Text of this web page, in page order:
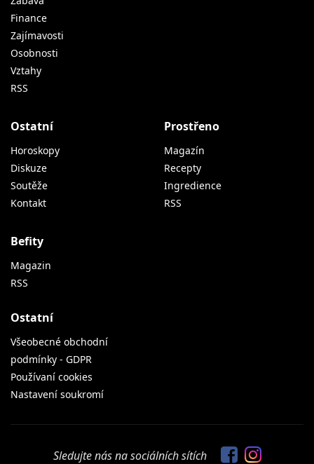
Finance
Zajímavosti
Osobnosti
Vztahy
RSS
Ostatní
Horoskopy
Diskuze
Soutěže
Kontakt
Prostřeno
Magazín
Recepty
Ingredience
RSS
Befity
Magazin
RSS
Ostatní
Všeobecné obchodní
podmínky - GDPR
Používaní cookies
Nastavení soukromí
Sledujte nás na sociálních sítích